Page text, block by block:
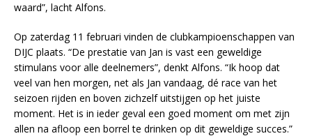
waard”, lacht Alfons.
Op zaterdag 11 februari vinden de clubkampioenschappen van
DIJC plaats. “De prestatie van Jan is vast een geweldige
stimulans voor alle deelnemers”, denkt Alfons. “Ik hoop dat
veel van hen morgen, net als Jan vandaag, dé race van het
seizoen rijden en boven zichzelf uitstijgen op het juiste
moment. Het is in ieder geval een goed moment om met zijn
allen na afloop een borrel te drinken op dit geweldige succes.”